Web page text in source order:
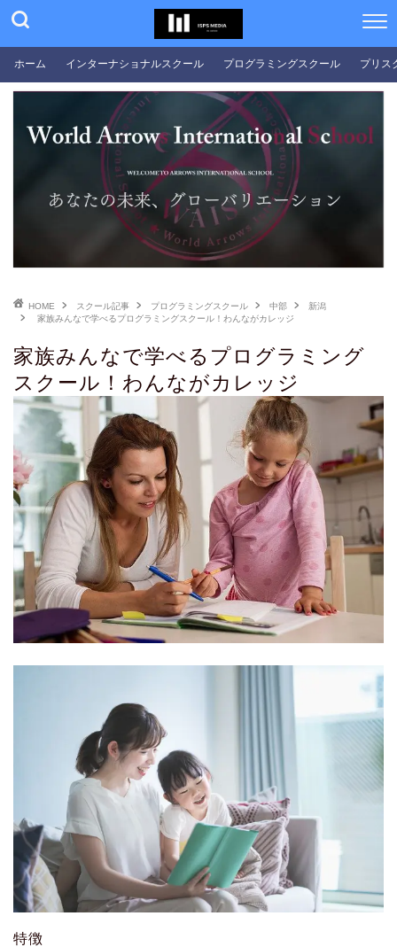
ホーム インターナショナルスクール プログラミングスクール プリス
HOME スクール記事 プログラミングスクール 中部
新潟
家族みんなで学べるプログラミングスクール！わんながカレッジ
家族みんなで学べるプログラミング
スクール！わんながカレッジ
特徴